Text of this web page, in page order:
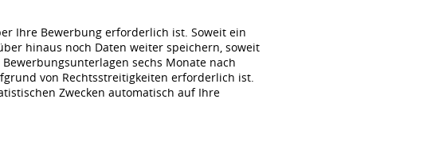
Ihre Bewerbung erforderlich ist. Soweit ein
hinaus noch Daten weiter speichern, soweit
sechs Monate nach
von Rechtsstreitigkeiten erforderlich ist.
Zwecken automatisch auf Ihre